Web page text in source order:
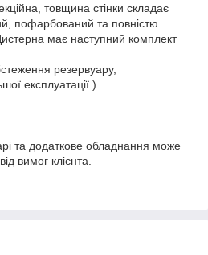
товщина стінки складає
пофарбований та повністю
має наступний комплект
резервуару,
експлуатації )
та додаткове обладнання може
вимог клієнта.